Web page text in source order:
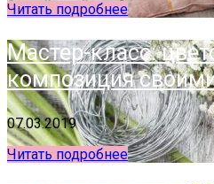
Читать подробнее
Мастер-класс:
композиция
07.03.2019
Читать подробнее